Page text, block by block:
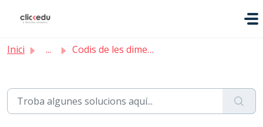
Inici ... Codis de les dimensions de la LOEM